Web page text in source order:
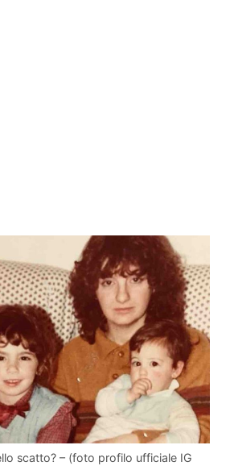
scatto? – (foto profilo ufficiale IG